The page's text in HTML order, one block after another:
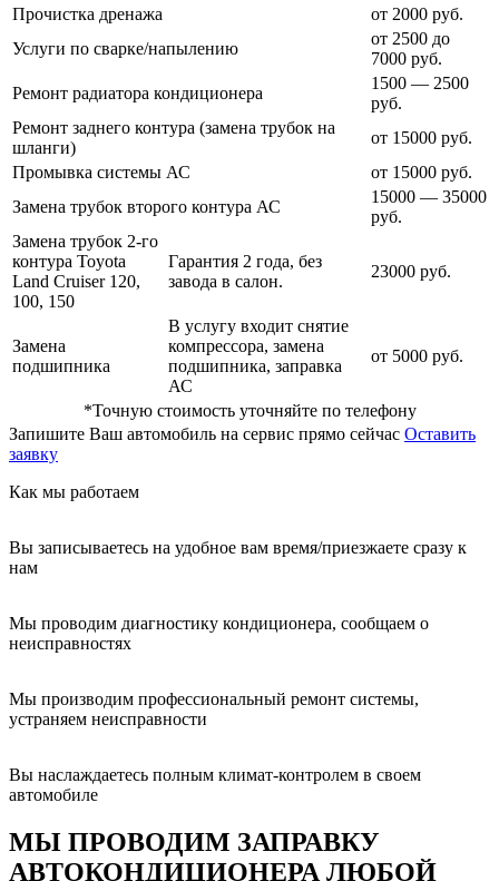
Прочистка дренажа
от 2000 руб.
Услуги по сварке/напылению
от 2500 до
7000 руб.
Ремонт радиатора кондиционера
1500 — 2500
руб.
Ремонт заднего контура (замена трубок на
шланги)
от 15000 руб.
Промывка системы АС
от 15000 руб.
Замена трубок второго контура АС
15000 — 35000
руб.
Замена трубок 2-го
контура Toyota
Land Cruiser 120,
100, 150
Гарантия 2 года, без
завода в салон.
23000 руб.
Замена
подшипника
В услугу входит снятие
компрессора, замена
подшипника, заправка
АС
от 5000 руб.
*Точную стоимость уточняйте по телефону
Запишите Ваш автомобиль на сервис прямо сейчас Оставить
заявку
Как мы работаем
Вы записываетесь на удобное вам время/приезжаете сразу к
нам
Мы проводим диагностику кондиционера, сообщаем о
неисправностях
Мы производим профессиональный ремонт системы,
устраняем неисправности
Вы наслаждаетесь полным климат-контролем в своем
автомобиле
МЫ ПРОВОДИМ ЗАПРАВКУ
АВТОКОНДИЦИОНЕРА ЛЮБОЙ